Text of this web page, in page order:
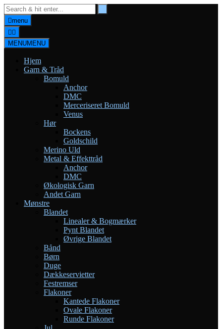
Skip
to
content
menu
MENUMENU
Hjem
Garn & Tråd
Bomuld
Anchor
DMC
Merceriseret Bomuld
Venus
Hør
Bockens
Goldschild
Merino Uld
Metal & Effekttråd
Anchor
DMC
Økologisk Garn
Andet Garn
Mønstre
Blandet
Linealer & Bogmærker
Pynt Blandet
Øvrige Blandet
Bånd
Børn
Duge
Dækkeservietter
Festremser
Flakoner
Kantede Flakoner
Ovale Flakoner
Runde Flakoner